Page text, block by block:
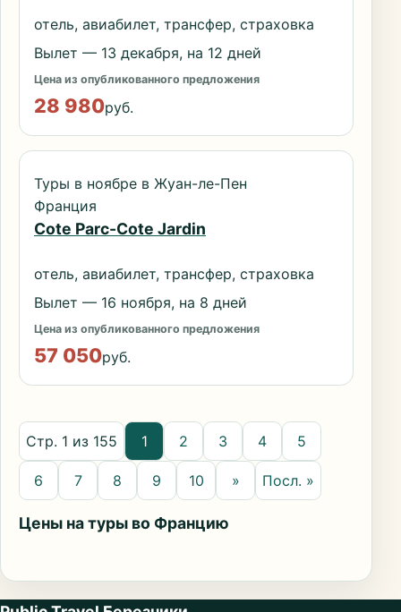
отель, авиабилет, трансфер, страховка
Вылет — 13 декабря, на 12 дней
Цена из опубликованного предложения
28 980руб.
Туры в ноябре в Жуан-ле-Пен
Франция
Cote Parc-Cote Jardin
отель, авиабилет, трансфер, страховка
Вылет — 16 ноября, на 8 дней
Цена из опубликованного предложения
57 050руб.
Стр. 1 из 155 1 2 3 4 5
6 7 8 9 10 » Посл. »
Цены на туры во Францию